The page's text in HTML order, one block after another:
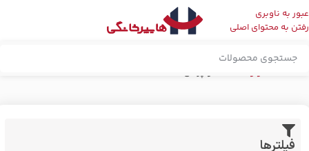
عبور به ناوبری
رفتن به محتوای اصلی
شستشو و نظافت اتو پرسی
فیلترها